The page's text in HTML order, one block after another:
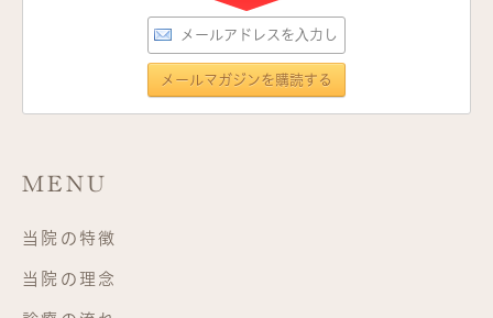
MENU
当院の特徴
当院の理念